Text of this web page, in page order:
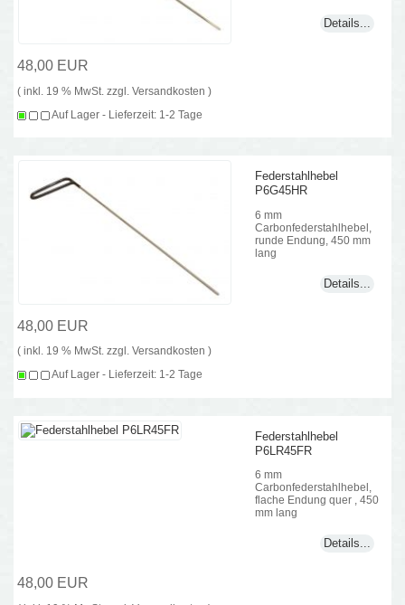
Details...
48,00 EUR
( inkl. 19 % MwSt. zzgl.Versandkosten )
Auf Lager - Lieferzeit: 1-2 Tage
Federstahlhebel
P6G45HR
6 mm
Carbonfederstahlhebel,
runde Endung, 450 mm
lang
Details...
48,00 EUR
( inkl. 19 % MwSt. zzgl.Versandkosten )
Auf Lager - Lieferzeit: 1-2 Tage
Federstahlhebel
P6LR45FR
6 mm
Carbonfederstahlhebel,
flache Endung quer , 450
mm lang
Details...
48,00 EUR